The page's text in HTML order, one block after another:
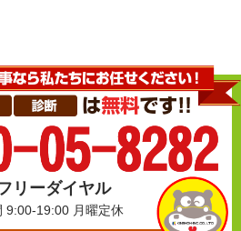
リーダイヤル
9:00-19:00 月曜定休